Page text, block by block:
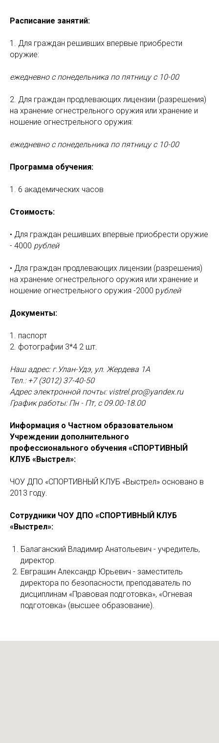
Расписание занятий:
1. Для граждан решивших впервые приобрести
оружие:
ежедневно с понедельника по пятницу с 10-00
2. Для граждан продлевающих лицензии (разрешения)
на хранение огнестрельного оружия или хранение и
ношение огнестрельного оружия:
ежедневно с понедельника по пятницу с 10-00
Программа обучения:
1. 6 академических часов
Стоимость:
• Для граждан решивших впервые приобрести оружие
- 4000 рублей
• Для граждан продлевающих лицензии (разрешения)
на хранение огнестрельного оружия или хранение и
ношение огнестрельного оружия -2000 рублей
Документы:
1. паспорт
2. фотографии 3*4 2 шт.
Наш адрес: г.Улан-Удэ, ул. Жердева 1А
Тел.: +7 (3012) 37-40-50
Адрес электронной почты: vistrel.pro@yandex.ru
График работы: Пн - Пт, с 09.00-18.00
Информация о Частном образовательном
Учреждении дополнительного
профессионального обучения «СПОРТИВНЫЙ
КЛУБ «Выстрел»:
ЧОУ ДПО «СПОРТИВНЫЙ КЛУБ «Выстрел» основано в
2013 году.
Сотрудники ЧОУ ДПО «СПОРТИВНЫЙ КЛУБ
«Выстрел»:
Балаганский Владимир Анатольевич - учредитель,
директор.
Евграшин Александр Юрьевич - заместитель
директора по безопасности, преподаватель по
дисциплинам «Правовая подготовка», «Огневая
подготовка» (высшее образование).